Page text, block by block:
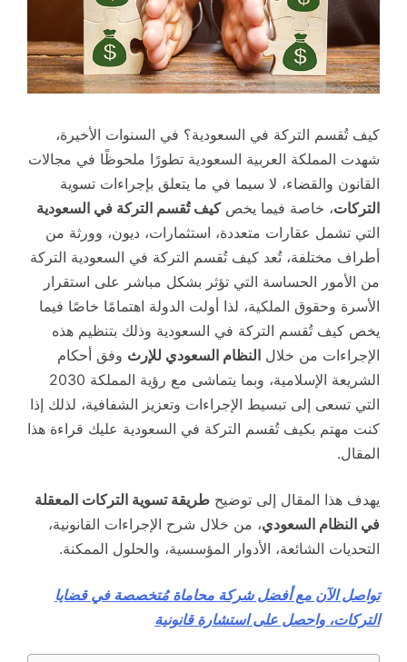
كيف تُقسم التركة في السعودية؟ في السنوات الأخيرة،
شهدت المملكة العربية السعودية تطورًا ملحوظًا في مجالات
القانون والقضاء، لا سيما في ما يتعلق بإجراءات تسوية
التركات، خاصة فيما يخصكيف تُقسم التركة في السعودية
التي تشمل عقارات متعددة، استثمارات، ديون، وورثة من
أطراف مختلفة، تُعد كيف تُقسم التركة في السعودية التركة
من الأمور الحساسة التي تؤثر بشكل مباشر على استقرار
الأسرة وحقوق الملكية، لذا أولت الدولة اهتمامًا خاصًا فيما
يخص كيف تُقسم التركة في السعودية وذلك بتنظيم هذه
الإجراءات من خلال النظام السعودي للإرث وفق أحكام
الشريعة الإسلامية، وبما يتماشى مع رؤية المملكة 2030
التي تسعى إلى تبسيط الإجراءات وتعزيز الشفافية، لذلك إذا
كنت مهتم بكيف تُقسم التركة في السعودية عليك قراءة هذا
المقال.
يهدف هذا المقال إلى توضيح طريقة تسوية التركات المعقلة
في النظام السعودي، من خلال شرح الإجراءات القانونية،
التحديات الشائعة، الأدوار المؤسسية، والحلول الممكنة.
تواصل الآن مع أفضل شركة محاماة مُتخصصة في قضايا
التركات، واحصل على استشارة قانونية